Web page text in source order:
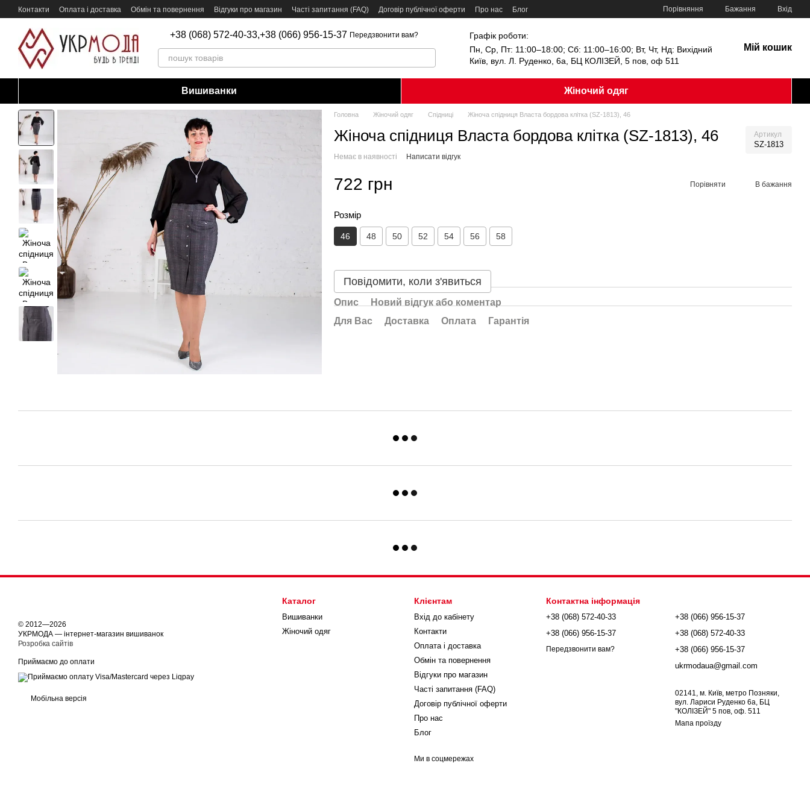
Перейти до основного контенту
Контакти Оплата і доставка Обмін та повернення Відгуки про магазин Часті запитання (FAQ) Договір публічної оферти Про нас Блог Порівняння Бажання Вхід
+38 (068) 572-40-33,+38 (066) 956-15-37 Передзвонити вам?
Графік роботи:
Пн, Ср, Пт: 11:00–18:00; Сб: 11:00–16:00; Вт, Чт, Нд: Вихідний
Київ, вул. Л. Руденко, 6а, БЦ КОЛІЗЕЙ, 5 пов, оф 511
Мій кошик
Вишиванки Жіночий одяг
Головна Жіночий одяг Спідниці Жіноча спідниця Власта бордова клітка (SZ-1813), 46
Жіноча спідниця Власта бордова клітка (SZ-1813), 46 Артикул
SZ-1813
Немає в наявності Написати відгук
722 грн Порівняти В бажання
Розмір
46 48 50 52 54 56 58
Повідомити, коли з'явиться
Опис
Новий відгук або коментар
Для Вас
Доставка Оплата Гарантія
© 2012—2026
УКРМОДА — інтернет-магазин вишиванок
Розробка сайтів
Приймаємо до оплати
Мобільна версія
Каталог
Вишиванки
Жіночий одяг
Клієнтам
Вхід до кабінету
Контакти
Оплата і доставка
Обмін та повернення
Відгуки про магазин
Часті запитання (FAQ)
Договір публічної оферти
Про нас
Блог
Ми в соцмережах
Контактна інформація
+38 (068) 572-40-33
+38 (066) 956-15-37
Передзвонити вам?
+38 (066) 956-15-37
+38 (068) 572-40-33
+38 (066) 956-15-37
ukrmodaua@gmail.com
02141, м. Київ, метро Позняки,
вул. Лариси Руденко 6а, БЦ
"КОЛІЗЕЙ" 5 пов, оф. 511
Мапа проїзду